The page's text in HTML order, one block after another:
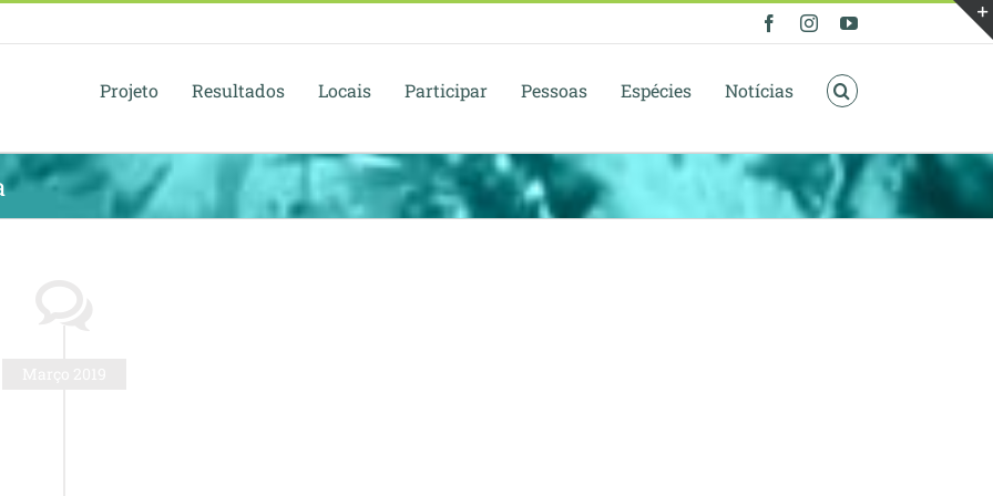
FacebookInstagramYouTube
Projeto Resultados Locais Participar Pessoas Espécies Notícias